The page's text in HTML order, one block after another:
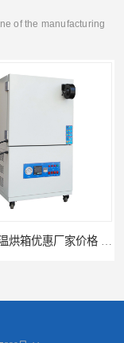
of the manufacturing